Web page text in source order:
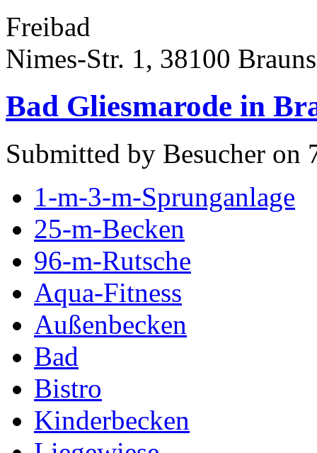
Freibad
Nimes-Str. 1, 38100
Bad Gliesmarode in
Submitted by Besucher on
1-m-3-m-Sprunganlage
25-m-Becken
96-m-Rutsche
Aqua-Fitness
Außenbecken
Bad
Bistro
Kinderbecken